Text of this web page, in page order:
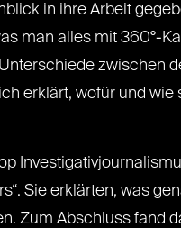
in ihre Arbeit
man alles mit 360°-
zwischen
erklärt, wofür und
Sie erklärten, was
Zum Abschluss fand